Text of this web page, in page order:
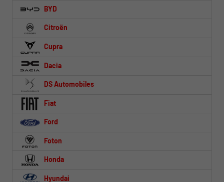
BYD
Citroën
Cupra
Dacia
DS Automobiles
Fiat
Ford
Foton
Honda
Hyundai